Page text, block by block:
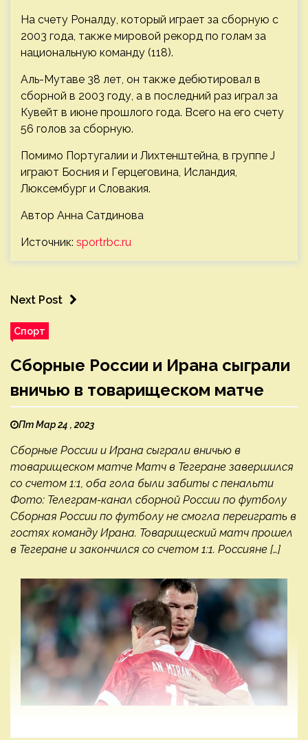
На счету Роналду, который играет за сборную с
2003 года, также мировой рекорд по голам за
национальную команду (118).
Аль-Мутаве 38 лет, он также дебютировал в
сборной в 2003 году, а в последний раз играл за
Кувейт в июне прошлого года. Всего на его счету
56 голов за сборную.
Помимо Португалии и Лихтенштейна, в группе J
играют Босния и Герцеговина, Исландия,
Люксембург и Словакия.
Автор Анна Сатдинова
Источник: sportrbc.ru
Next Post
Спорт
Сборные России и Ирана сыграли
вничью в товарищеском матче
Пт Мар 24 , 2023
Сборные России и Ирана сыграли вничью в
товарищеском матче Матч в Тегеране завершился
со счетом 1:1, оба гола были забиты с пенальти
Фото: Телеграм-канал сборной России по футболу
Сборная России по футболу не смогла переиграть в
гостях команду Ирана. Товарищеский матч прошел
в Тегеране и закончился со счетом 1:1. Россияне […]